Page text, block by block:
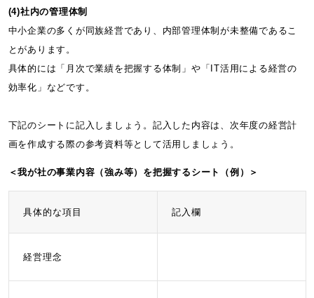
(4)社内の管理体制
中小企業の多くが同族経営であり、内部管理体制が未整備であるこ
とがあります。
具体的には「月次で業績を把握する体制」や「IT活用による経営の
効率化」などです。
下記のシートに記入しましょう。記入した内容は、次年度の経営計
画を作成する際の参考資料等として活用しましょう。
＜我が社の事業内容（強み等）を把握するシート（例）＞
具体的な項目 記入欄
経営理念